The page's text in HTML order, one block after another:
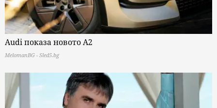
Audi показа новото A2
MelomanBG - Sled5.bg